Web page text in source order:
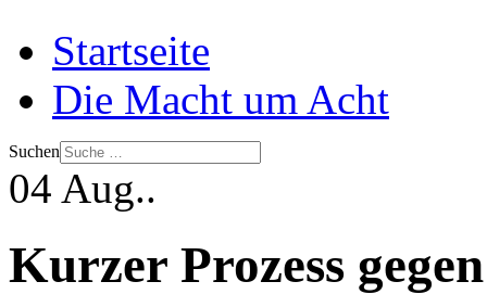
Startseite
Die Macht um Acht
Suchen
04 Aug..
Kurzer Prozess